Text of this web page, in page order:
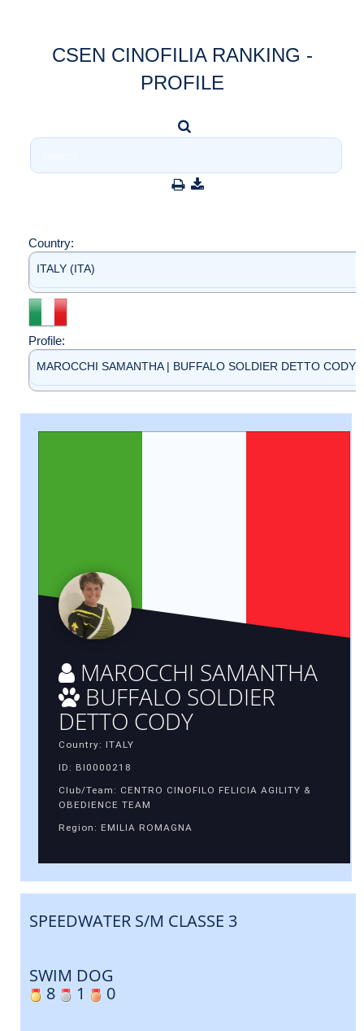
CSEN CINOFILIA RANKING -
PROFILE
Country:
ITALY (ITA)
Profile:
MAROCCHI SAMANTHA | BUFFALO SOLDIER DETTO CODY
MAROCCHI SAMANTHA
BUFFALO SOLDIER
DETTO CODY
Country: ITALY
ID: BI0000218
Club/Team: CENTRO CINOFILO FELICIA AGILITY &
OBEDIENCE TEAM
Region: EMILIA ROMAGNA
SPEEDWATER S/M CLASSE 3
SWIM DOG
8
1 0